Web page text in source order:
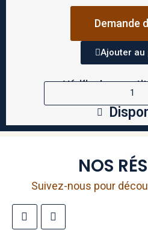
Demande
Ajouter au
Vérifier la
NOS
Suivez-nous pour